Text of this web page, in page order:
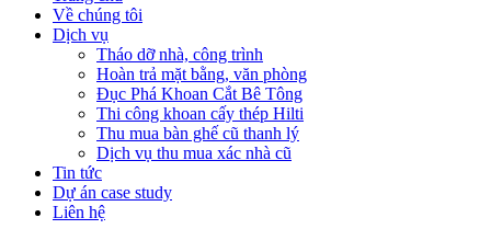
Về chúng tôi
Dịch vụ
Tháo dỡ nhà, công trình
Hoàn trả mặt bằng, văn phòng
Đục Phá Khoan Cắt Bê Tông
Thi công khoan cấy thép Hilti
Thu mua bàn ghế cũ thanh lý
Dịch vụ thu mua xác nhà cũ
Tin tức
Dự án case study
Liên hệ